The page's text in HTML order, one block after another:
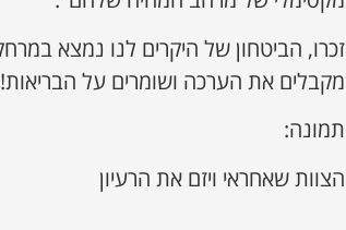
מקבלים את הערכה ושומרים על הבריאות!
תמונה:
הצוות שאחראי ויזם את הרעיון